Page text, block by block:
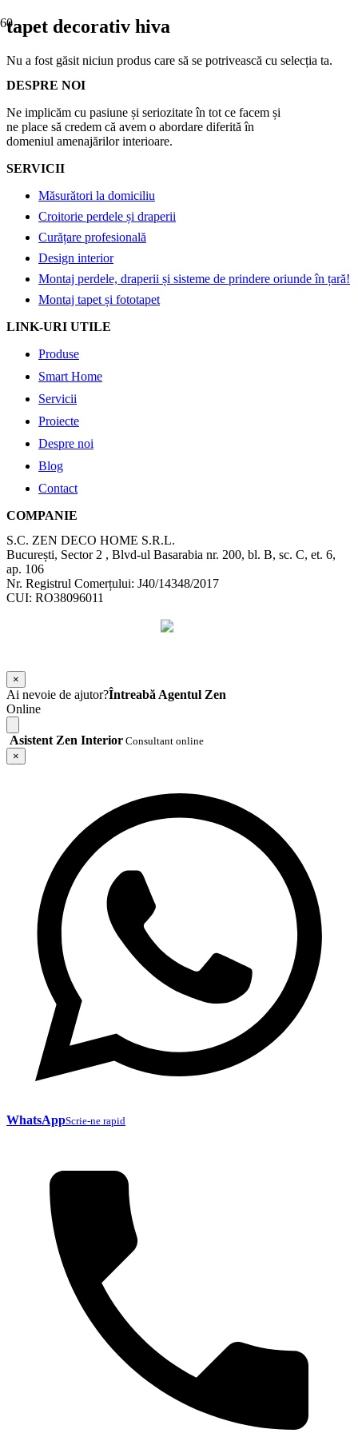
tapet decorativ hiva
Nu a fost găsit niciun produs care să se potrivească cu selecția ta.
DESPRE NOI
Ne implicăm cu pasiune și seriozitate în tot ce facem și
ne place să credem că avem o abordare diferită în
domeniul amenajărilor interioare.
SERVICII
Măsurători la domiciliu
Croitorie perdele și draperii
Curățare profesională
Design interior
Montaj perdele, draperii și sisteme de prindere oriunde în țară!
Montaj tapet și fototapet
LINK-URI UTILE
Produse
Smart Home
Servicii
Proiecte
Despre noi
Blog
Contact
COMPANIE
S.C. ZEN DECO HOME S.R.L.
București, Sector 2 , Blvd-ul Basarabia nr. 200, bl. B, sc. C, et. 6,
ap. 106
Nr. Registrul Comerțului: J40/14348/2017
CUI: RO38096011
×
Ai nevoie de ajutor?Întreabă Agentul Zen
Online
Asistent Zen Interior Consultant online
×
WhatsAppScrie-ne rapid